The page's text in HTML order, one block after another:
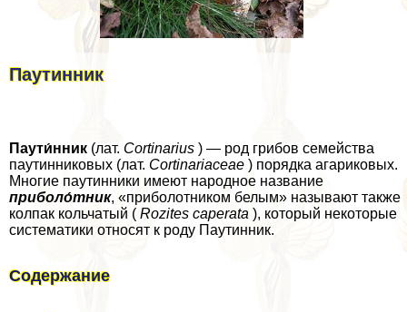
Паутинник
Паути́нник (лат. Cortinarius ) — род грибов семейства
паутинниковых (лат. Cortinariaceae ) порядка агариковых.
Многие паутинники имеют народное название
приболо́тник, «приболотником белым» называют также
колпак кольчатый ( Rozites caperata ), который некоторые
систематики относят к роду Паутинник.
Содержание